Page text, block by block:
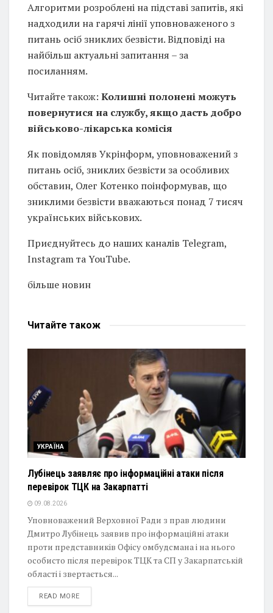
Алгоритми розроблені на підставі запитів, які
надходили на гарячі лінії уповноваженого з
питань осіб зниклих безвісти. Відповіді на
найбільш актуальні запитання – за
посиланням.
Читайте також: Колишні полонені можуть
повернутися на службу, якщо дасть добро
військово-лікарська комісія
Як повідомляв Укрінформ, уповноважений з
питань осіб, зниклих безвісти за особливих
обставин, Олег Котенко поінформував, що
зниклими безвісти вважаються понад 7 тисяч
українських військових.
Приєднуйтесь до наших каналів Telegram,
Instagram та YouTube.
більше новин
Читайте також
УКРАЇНА
Лубінець заявляє про інформаційні атаки після
перевірок ТЦК на Закарпатті
09.08.2026
Уповноважений Верховної Ради з прав людини
Дмитро Лубінець заявив про інформаційні атаки
проти представників Офісу омбудсмана і на нього
особисто після перевірок ТЦК та СП у Закарпатській
області і звертається...
READ MOREDETAILS